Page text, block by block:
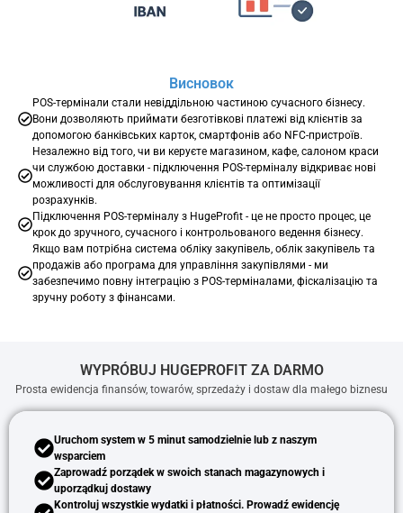
Висновок
POS-термінали стали невіддільною частиною сучасного бізнесу.
Вони дозволяють приймати безготівкові платежі від клієнтів за
допомогою банківських карток, смартфонів або NFC-пристроїв.
Незалежно від того, чи ви керуєте магазином, кафе, салоном краси
чи службою доставки - підключення POS-терміналу відкриває нові
можливості для обслуговування клієнтів та оптимізації
розрахунків.
Підключення POS-терміналу з HugeProfit - це не просто процес, це
крок до зручного, сучасного і контрольованого ведення бізнесу.
Якщо вам потрібна система обліку закупівель, облік закупівель та
продажів або програма для управління закупівлями - ми
забезпечимо повну інтеграцію з POS-терміналами, фіскалізацію та
зручну роботу з фінансами.
WYPRÓBUJ HUGEPROFIT ZA DARMO
Prosta ewidencja finansów, towarów, sprzedaży i dostaw dla małego biznesu
Uruchom system w 5 minut samodzielnie lub z naszym
wsparciem
Zaprowadź porządek w swoich stanach magazynowych i
uporządkuj dostawy
Kontroluj wszystkie wydatki i płatności. Prowadź ewidencję